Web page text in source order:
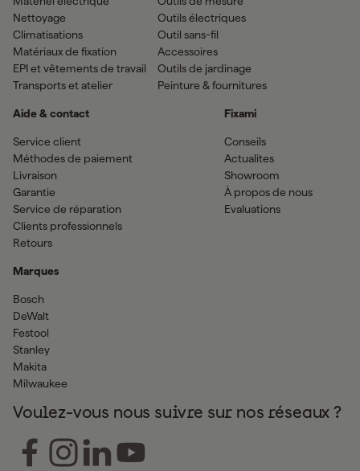
Nettoyage
Climatisations
Matériaux de fixation
EPI et vêtements de travail
Transports et atelier
Outils électriques
Outil sans-fil
Accessoires
Outils de jardinage
Peinture & fournitures
Aide & contact
Service client
Méthodes de paiement
Livraison
Garantie
Service de réparation
Clients professionnels
Retours
Marques
Bosch
DeWalt
Festool
Stanley
Makita
Milwaukee
Fixami
Conseils
Actualites
Showroom
À propos de nous
Evaluations
Voulez-vous nous suivre sur nos réseaux ?